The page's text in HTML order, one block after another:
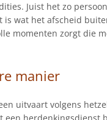
Juist het zo
is wat het afscheid
momenten zorgt die
manier
uitvaart volgens